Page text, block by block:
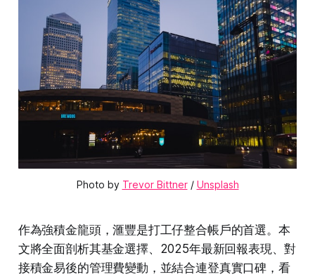
Photo by Trevor Bittner / Unsplash
作為強積金龍頭，滙豐是打工仔整合帳戶的首選。本
文將全面剖析其基金選擇、2025年最新回報表現、對
接積金易後的管理費變動，並結合連登真實口碑，看